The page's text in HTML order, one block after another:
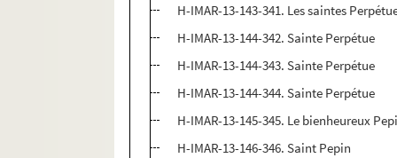
H-IMAR-13-143-341. Les saintes
H-IMAR-13-144-342. Sainte Perpétue
H-IMAR-13-144-343. Sainte Perpétue
H-IMAR-13-144-344. Sainte Perpétue
H-IMAR-13-145-345. Le bienheureux
H-IMAR-13-146-346. Saint Pepin